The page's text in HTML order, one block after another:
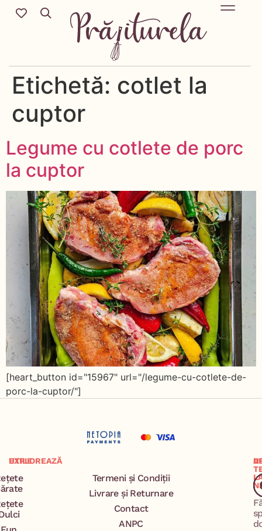
Etichetă: cotlet la
cuptor
Legume cu cotlete de porc
la cuptor
[heart_button id="15967" url="/legume-cu-cotlete-de-
porc-la-cuptor/"]
EXPLOREAZĂ
UTILE
Termeni și Condiții
Livrare și Returnare
Contact
ANPC